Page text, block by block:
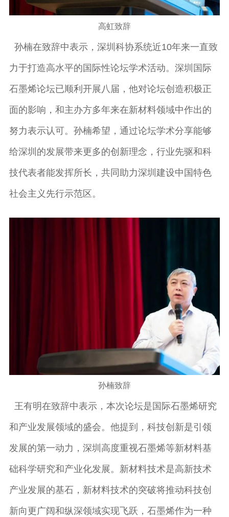
高虹致辞
孙楠在致辞中表示，深圳科协系统近10年来一直致
力于打造高水平的国际性论坛学术活动。深圳国际
石墨烯论坛已顺利开展八届，他对论坛创造积极正
面的影响，和主办方多年来在新材料领域中作出的
努力表示认可。孙楠希望，通过论坛学术分享能够
给深圳的发展带来更多的创新理念，行业先驱和科
技代表者能发挥所长，共同助力深圳建设中国特色
社会主义先行示范区。
孙楠致辞
王有明在致辞中表示，本次论坛是国际石墨烯研究
和产业发展领域的盛会。他提到，科技创新是引领
发展的第一动力，深圳高度重视石墨烯等新材料基
础科学研究和产业化发展。新材料技术是高新技术
产业发展的基石，新材料技术的突破将推动科技创
新向更广阔和纵深领域实现飞跃，石墨烯作为一种